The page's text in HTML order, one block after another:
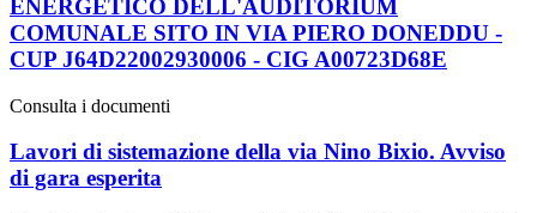
ENERGETICO DELL'AUDITORIUM
COMUNALE SITO IN VIA PIERO DONEDDU -
CUP J64D22002930006 - CIG A00723D68E
Consulta i documenti
Lavori di sistemazione della via Nino Bixio. Avviso
di gara esperita